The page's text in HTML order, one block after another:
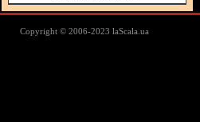
Copyright © 2006-2023 laScala.ua